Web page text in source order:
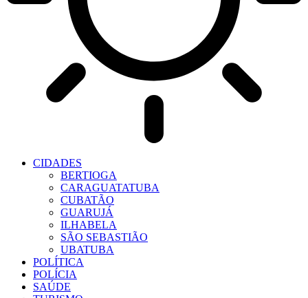
CIDADES
BERTIOGA
CARAGUATATUBA
CUBATÃO
GUARUJÁ
ILHABELA
SÃO SEBASTIÃO
UBATUBA
POLÍTICA
POLÍCIA
SAÚDE